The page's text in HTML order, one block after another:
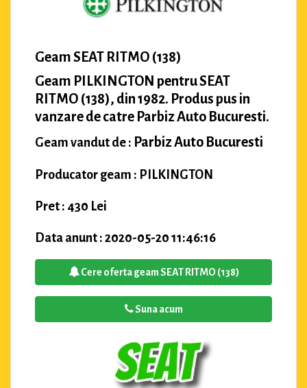
Geam SEAT RITMO (138)
Geam PILKINGTON pentru SEAT
RITMO (138), din 1982. Produs pus in
vanzare de catre Parbiz Auto Bucuresti.
Geam vandut de : Parbiz Auto Bucuresti
Producator geam : PILKINGTON
Pret : 430 Lei
Data anunt : 2020-05-20 11:46:16
Cere oferta geam SEAT RITMO (138)
Suna acum